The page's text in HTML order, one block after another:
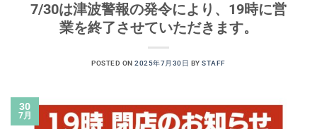
7/30は津波警報の発令により、19時に営
業を終了させていただきます。
POSTED ON2025年7月30日 BYSTAFF
30
7月